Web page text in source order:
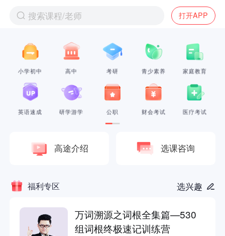
搜索课程/老师 打开APP
小学初中 高中 考研 青少素养 家庭教育
英语速成 研学游学 公职 财会考试 医疗考试
高途介绍 选课咨询
福利专区 选兴趣
万词溯源之词根全集篇—530
组词根终极速记训练营